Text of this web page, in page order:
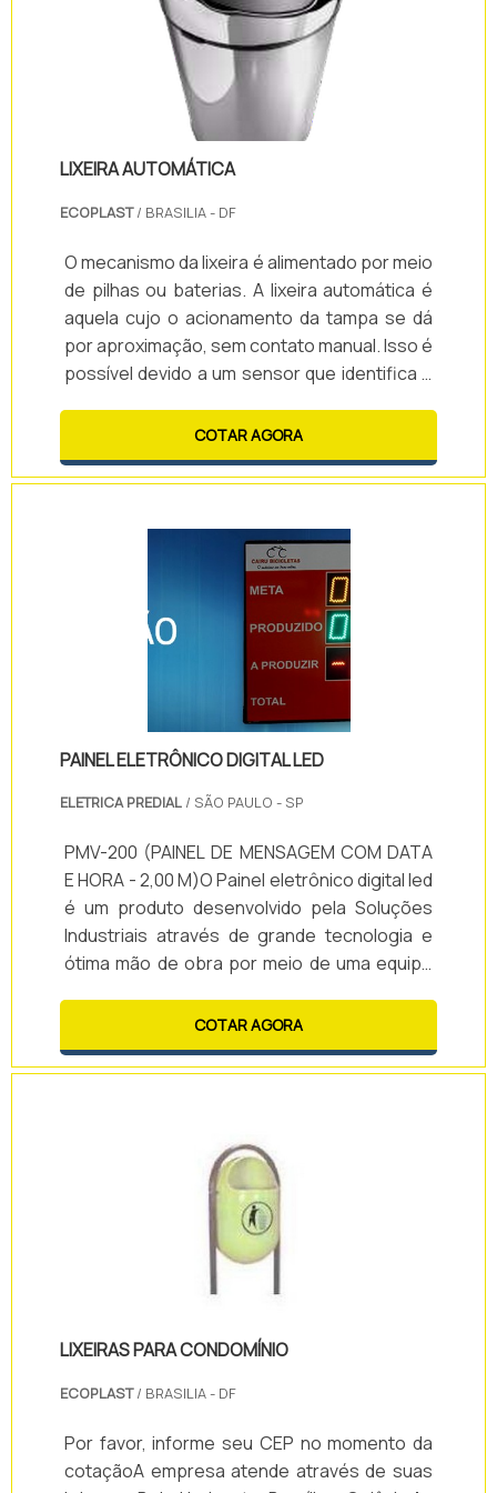
LIXEIRA AUTOMÁTICA
ECOPLAST/ BRASILIA - DF
O mecanismo da lixeira é alimentado por meio
de pilhas ou baterias. A lixeira automática é
aquela cujo o acionamento da tampa se dá
por aproximação, sem contato manual. Isso é
possível devido a um sensor que identifica o
abertura.Informações adicionais
importantesO consumo é baixo e portanto a
autonomia é elevada. As lixeiras automáticas
escritórios. Os usuários são pessoas
portadoras de deficiência física ou aqueles
COTAR AGORA
PAINEL ELETRÔNICO DIGITAL LED
ELETRICA PREDIAL / SÃO PAULO - SP
PMV-200 (PAINEL DE MENSAGEM COM DATA
E HORA - 2,00 M)O Painel eletrônico digital led
é um produto desenvolvido pela Soluções
Industriais através de grande tecnologia e
ótima mão de obra por meio de uma equipe
no ramo.Todos os modelos de Painel
eletrônico digital led são feitos com as
melhores matérias, proporcionando uma
ideais para seus clientes, suas empresas e
COTAR AGORA
LIXEIRAS PARA CONDOMÍNIO
ECOPLAST/ BRASILIA - DF
Por favor, informe seu CEP no momento da
cotaçãoA empresa atende através de suas